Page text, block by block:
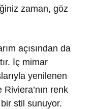
zaman, göz
açısından da
İç mimar
yenilenen
renk
stil sunuyor.